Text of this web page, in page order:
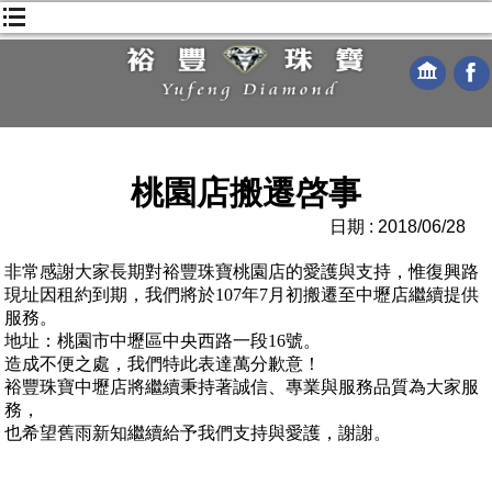
桃園店搬遷啓事
日期 : 2018/06/28
非常感謝大家長期對裕豐珠寶桃園店的愛護與支持，惟復興路
現址因租約到期，我們將於107年7月初搬遷至中壢店繼續提供
服務。
地址：桃園市中壢區中央西路一段16號。
造成不便之處，我們特此表達萬分歉意！
裕豐珠寶中壢店將繼續秉持著誠信、專業與服務品質為大家服
務，
也希望舊雨新知繼續給予我們支持與愛護，謝謝。